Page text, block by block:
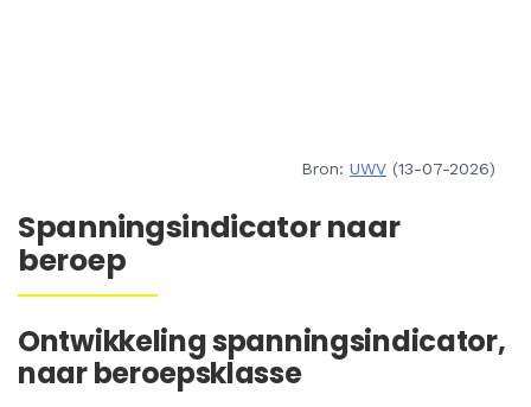
Bron: UWV (13-07-2026)
Spanningsindicator naar
beroep
Ontwikkeling spanningsindicator,
naar beroepsklasse